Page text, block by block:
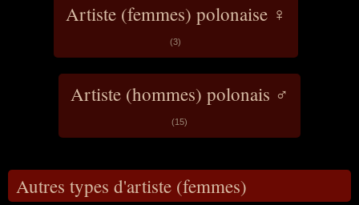
Artiste (femmes) polonaise ♀
(3)
Artiste (hommes) polonais ♂
(15)
Autres types d'artiste (femmes)